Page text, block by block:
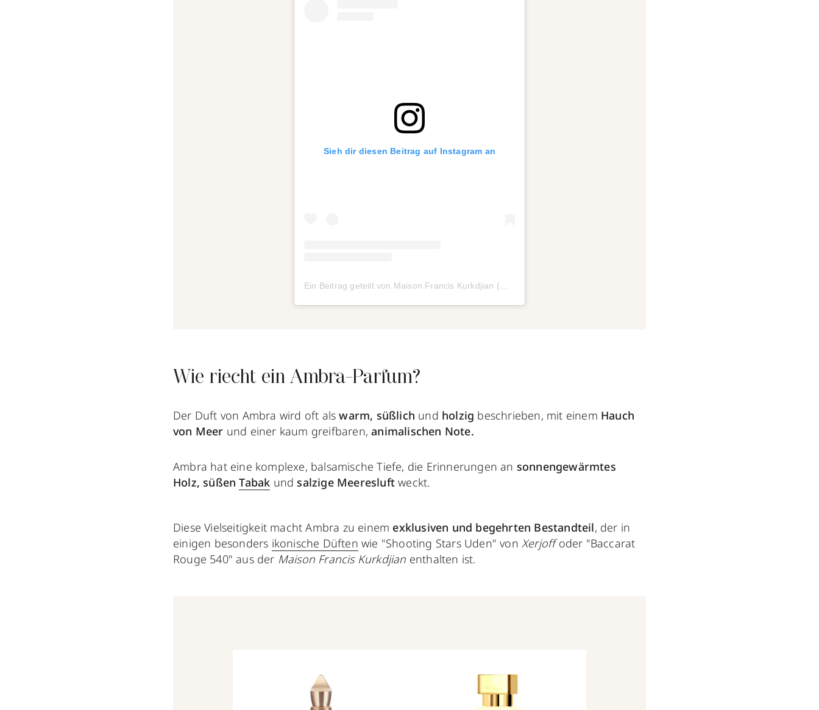
Sieh dir diesen Beitrag auf Instagram an
Wie riecht ein Ambra-Parfum?
Der Duft von Ambra wird oft als warm, süßlich und holzig beschrieben, mit einem Hauch
von Meer und einer kaum greifbaren,animalischen Note.
Ambra hat eine komplexe, balsamische Tiefe, die Erinnerungen an sonnengewärmtes
Holz, süßenTabak und salzige Meeresluft weckt.
Diese Vielseitigkeit macht Ambra zu einem exklusiven und begehrten Bestandteil, der in
einigen besonders ikonische Düften wie "Shooting Stars Uden" vonXerjoffoder "Baccarat
Rouge 540" aus der Maison Francis Kurkdjian enthalten ist.